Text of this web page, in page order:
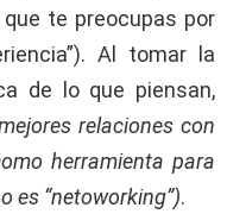
te preocupas por
Al tomar la
de lo que piensan,
relaciones con
herramienta para
es “netoworking”).